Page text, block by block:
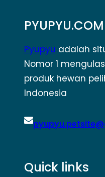
PYUPYU.COM
Pyupyu adalah
Nomor 1
produk hewan
Indonesia
Quick links